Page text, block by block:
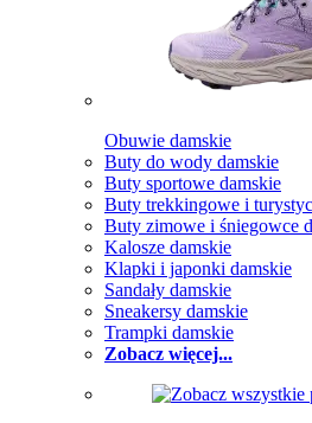
Obuwie damskie
Buty do wody damskie
Buty sportowe damskie
Buty trekkingowe i
Buty zimowe i śniegowce
Kalosze damskie
Klapki i japonki damskie
Sandały damskie
Sneakersy damskie
Trampki damskie
Zobacz więcej...